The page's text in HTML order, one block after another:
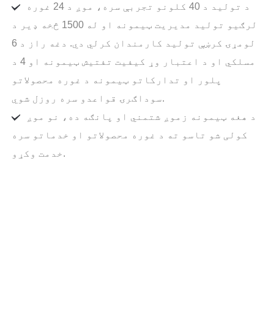
د تولید د 40 کلونو تجربې سره، موږ د 24 غوره
لرګیو تولید مدیریت ټیمونه او له 1500 څخه ډیر د
لومړۍ کرښې تولید کارمندان کرلي دي. دغه راز د 6
مسلکي او د اعتبار وړ کیفیت تفتیش ټیمونه او 4 د
پلور او تدارکاتو ټیمونه د غوره محصولاتو
سوداګرۍ قواعدو سره روزل شوي.
د هغه ټیمونه زموږ شتمني او پانګه ده، نو موږ
کولی شو تاسو ته د غوره محصولاتو او خدماتو سره
خدمت وکړو.